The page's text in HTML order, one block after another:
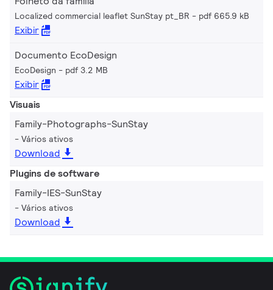
Localized commercial leaflet SunStay pt_BR pdf 665.9 kB
Exibir
Documento EcoDesign
EcoDesign pdf 3.2 MB
Exibir
Visuais
Family-Photographs-SunStay
Vários ativos
Download
Plugins de software
Family-IES-SunStay
Vários ativos
Download